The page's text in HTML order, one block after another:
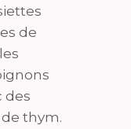
de
des
thym.